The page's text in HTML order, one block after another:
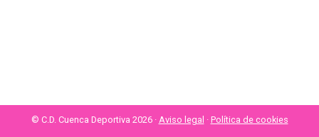
© C.D. Cuenca Deportiva 2026 · Aviso legal · Política de cookies